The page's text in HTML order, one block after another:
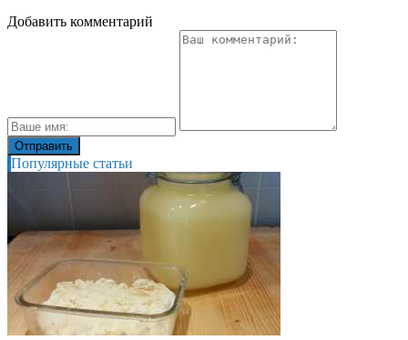
Добавить комментарий
Популярные статьи